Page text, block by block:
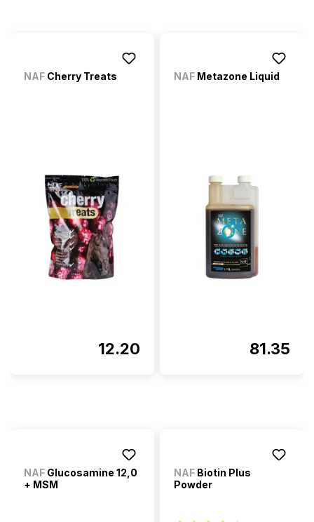
NAF Cherry Treats
12.20
NAF Metazone Liquid
81.35
NAF Glucosamine 12,0
+ MSM
NAF Biotin Plus
Powder